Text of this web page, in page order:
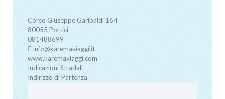
Corso Giuseppe Garibaldi 164
80055 Portici
081488699
info@karemaviaggi.it
www.karemaviaggi.com
Indicazioni Stradali
Indirizzo di Partenza